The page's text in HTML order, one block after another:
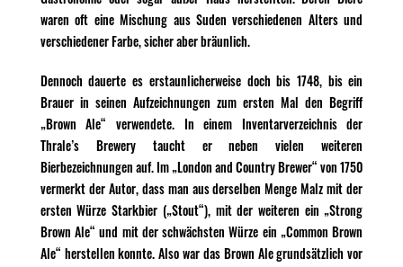
waren oft eine Mischung aus Suden verschiedenen Alters und
verschiedener Farbe, sicher aber bräunlich.
Dennoch dauerte es erstaunlicherweise doch bis 1748, bis ein
Brauer in seinen Aufzeichnungen zum ersten Mal den Begriff
„Brown Ale“ verwendete. In einem Inventarverzeichnis der
Thrale’s Brewery taucht er neben vielen weiteren
Bierbezeichnungen auf. Im „London and Country Brewer“ von 1750
vermerkt der Autor, dass man aus derselben Menge Malz mit der
ersten Würze Starkbier („Stout“), mit der weiteren ein „Strong
Brown Ale“ und mit der schwächsten Würze ein „Common Brown
Ale“ herstellen konnte. Also war das Brown Ale grundsätzlich vor